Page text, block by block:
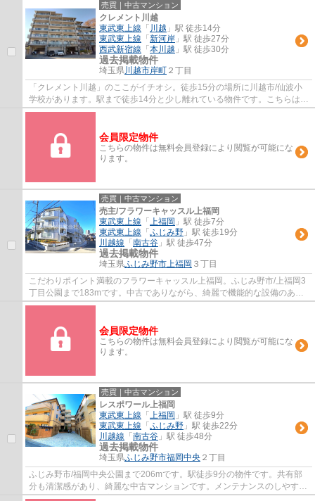
売買｜中古マンション
クレメント川越
東武東上線 「 川越 」駅 徒歩14分
東武東上線 「 新河岸 」駅 徒歩27分
西武新宿線 「 本川越 」駅 徒歩30分
過去掲載物件
埼玉県川越市岸町 ２丁目
「クレメント川越」のここがイチオシ。徒歩15分の場所に川越市/仙波小
学校があります。駅まで徒歩14分と少し離れている物件です。こちらは利
便性の高いエレベーター付きの物件です。東...
会員限定物件
こちらの物件は無料会員登録により閲覧が可能にな
ります。
売買｜中古マンション
売主/フラワーキャッスル上福岡
東武東上線 「 上福岡 」駅 徒歩7分
東武東上線 「 ふじみ野 」駅 徒歩19分
川越線 「 南古谷 」駅 徒歩47分
過去掲載物件
埼玉県ふじみ野市上福岡 ３丁目
こだわりポイント満載のフラワーキャッスル上福岡。ふじみ野市/上福岡3
丁目公園まで183mです。中古でありながら、綺麗で機能的な設備のある
マンションです。駅まで徒歩7分の場所にある...
会員限定物件
こちらの物件は無料会員登録により閲覧が可能にな
ります。
売買｜中古マンション
レスポワール上福岡
東武東上線 「 上福岡 」駅 徒歩9分
東武東上線 「 ふじみ野 」駅 徒歩22分
川越線 「 南古谷 」駅 徒歩48分
過去掲載物件
埼玉県ふじみ野市福岡中央 ２丁目
ふじみ野市/福岡中央公園まで206mです。駅徒歩9分の物件です。共有部
分も清潔感があり、綺麗な中古マンションです。メンテナンスのしやすさ
から考えると決して高くない外観タイル張り...